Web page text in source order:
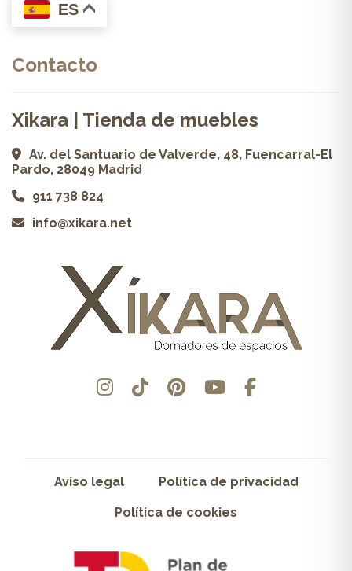
ES
Contacto
Xikara | Tienda de muebles
Av. del Santuario de Valverde, 48, Fuencarral-El
Pardo, 28049 Madrid
911 738 824
info@xikara.net
Aviso legal Política de privacidad
Política de cookies